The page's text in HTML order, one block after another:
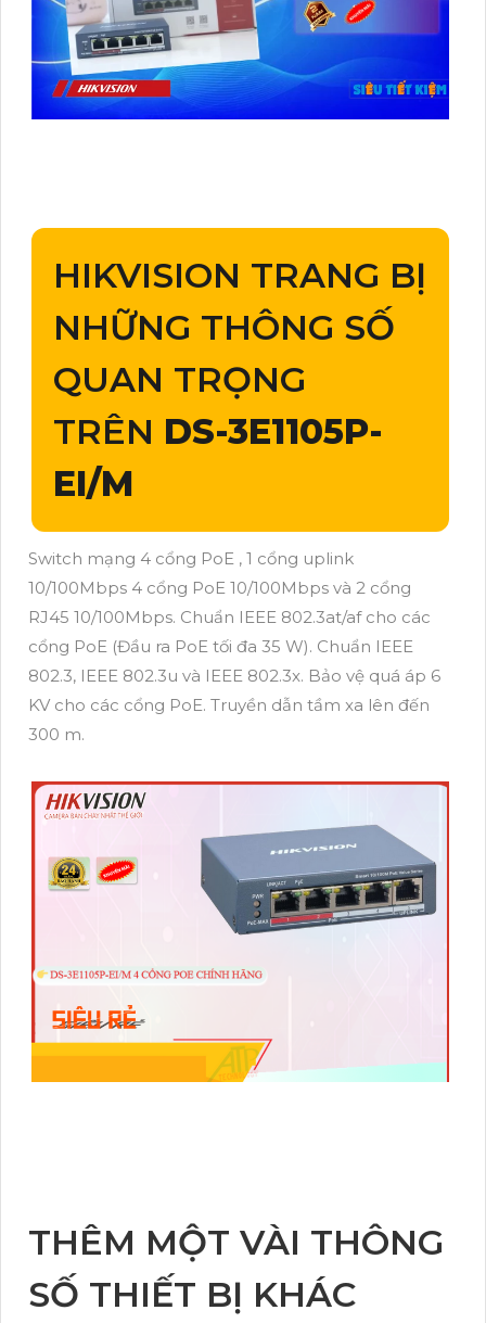
HIKVISION TRANG BỊ
NHỮNG THÔNG SỐ
QUAN TRỌNG
TRÊN DS-3E1105P-
EI/M
Switch mạng 4 cổng PoE , 1 cổng uplink
10/100Mbps 4 cổng PoE 10/100Mbps và 2 cổng
RJ45 10/100Mbps. Chuẩn IEEE 802.3at/af cho các
cổng PoE (Đầu ra PoE tối đa 35 W). Chuẩn IEEE
802.3, IEEE 802.3u và IEEE 802.3x. Bảo vệ quá áp 6
KV cho các cổng PoE. Truyền dẫn tầm xa lên đến
300 m.
THÊM MỘT VÀI THÔNG
SỐ THIẾT BỊ KHÁC